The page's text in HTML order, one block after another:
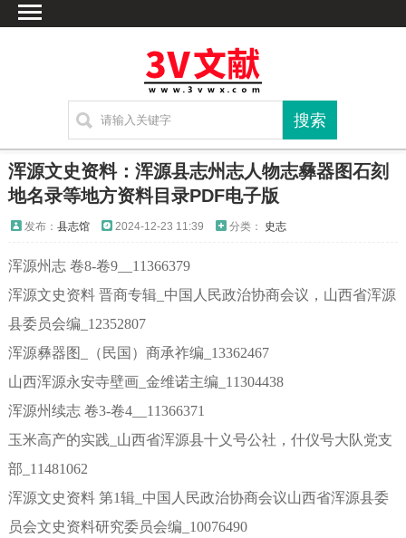
方志
古籍
考古
浑源文史资料：浑源县志州志人物志彝器图石刻
地名录等地方资料目录PDF电子版
发布： 县志馆 2024-12-23 11:39 分类： 史志
浑源州志 卷8-卷9__11366379
浑源文史资料 晋商专辑_中国人民政治协商会议，山西省浑源
县委员会编_12352807
浑源彝器图_（民国）商承祚编_13362467
山西浑源永安寺壁画_金维诺主编_11304438
浑源州续志 卷3-卷4__11366371
玉米高产的实践_山西省浑源县十义号公社，什仪号大队党支
部_11481062
浑源文史资料 第1辑_中国人民政治协商会议山西省浑源县委
员会文史资料研究委员会编_10076490